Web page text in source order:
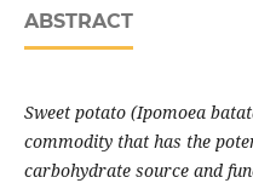
ABSTRACT
Sweet potato(Ipomoea
commodity that has the
carbohydrate source and